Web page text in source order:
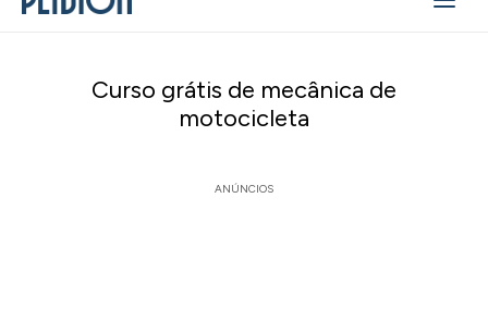
Curso grátis de mecânica de
motocicleta
ANÚNCIOS